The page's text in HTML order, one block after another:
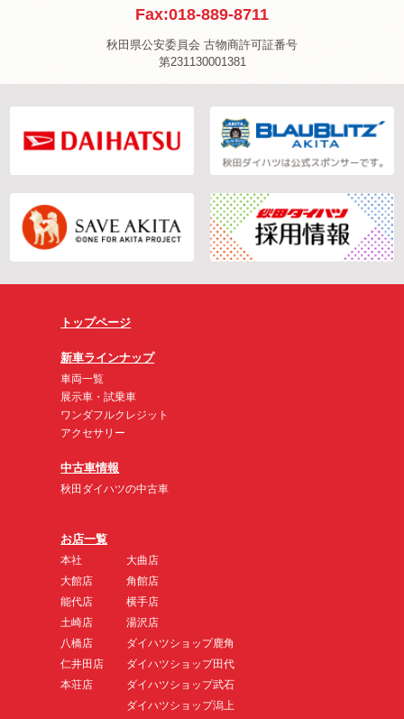
Fax:018-889-8711
秋田県公安委員会 古物商許可証番号
第231130001381
トップページ
新車ラインナップ
車両一覧
展示車・試乗車
ワンダフルクレジット
アクセサリー
中古車情報
秋田ダイハツの中古車
お店一覧
本社
大館店
能代店
土崎店
八橋店
仁井田店
本荘店
大曲店
角館店
横手店
湯沢店
ダイハツショップ鹿角
ダイハツショップ田代
ダイハツショップ武石
ダイハツショップ潟上